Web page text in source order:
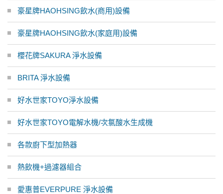
豪星牌HAOHSING飲水(商用)設備
豪星牌HAOHSING飲水(家庭用)設備
櫻花牌SAKURA 淨水設備
BRITA 淨水設備
好水世家TOYO淨水設備
好水世家TOYO電解水機/次氯酸水生成機
各款廚下型加熱器
熱飲機+過濾器組合
愛惠普EVERPURE 淨水設備